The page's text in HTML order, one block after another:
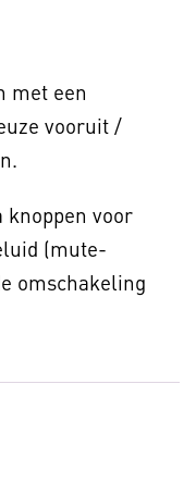
met een
vooruit /
knoppen voor
(mute-
omschakeling